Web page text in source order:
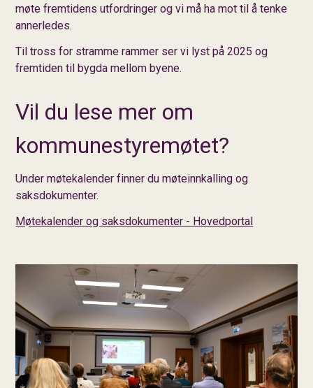
møte fremtidens utfordringer og vi må ha mot til å tenke
annerledes.
Til tross for stramme rammer ser vi lyst på 2025 og
fremtiden til bygda mellom byene.
Vil du lese mer om
kommunestyremøtet?
Under møtekalender finner du møteinnkalling og
saksdokumenter.
Møtekalender og saksdokumenter - Hovedportal